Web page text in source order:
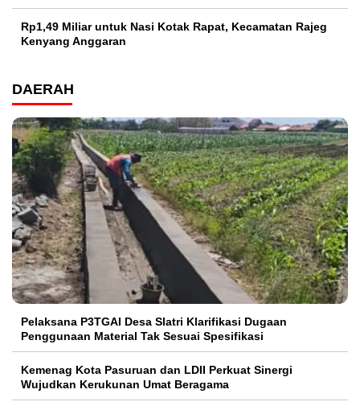
Rp1,49 Miliar untuk Nasi Kotak Rapat, Kecamatan Rajeg
Kenyang Anggaran
DAERAH
Pelaksana P3TGAI Desa Slatri Klarifikasi Dugaan
Penggunaan Material Tak Sesuai Spesifikasi
Kemenag Kota Pasuruan dan LDII Perkuat Sinergi
Wujudkan Kerukunan Umat Beragama